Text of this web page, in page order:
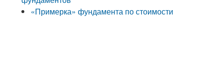
«Примерка» фундамента по стоимости